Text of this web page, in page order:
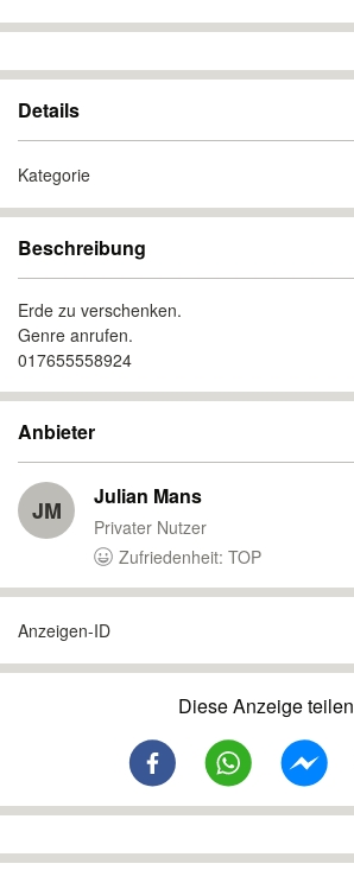
Details
Kategorie
Beschreibung
Erde zu verschenken.
Genre anrufen.
017655558924
Anbieter
JM Julian Mans
Privater Nutzer
Zufriedenheit: TOP
Anzeigen-ID
Diese Anzeige teilen